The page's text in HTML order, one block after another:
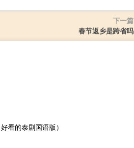
下一篇
春节返乡是跨省吗
看的泰剧国语版）